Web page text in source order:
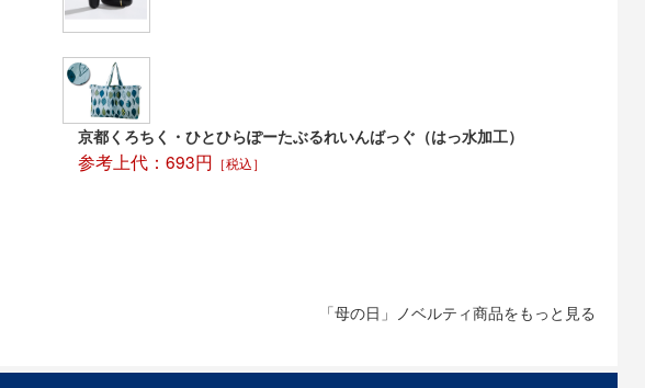
京都くろちく・ひとひらぽーたぶるれいんばっぐ（はっ水加工）
参考上代：693円 ［税込］
「母の日」ノベルティ商品をもっと見る